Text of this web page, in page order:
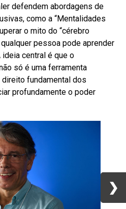
defendem abordagens de
como a “Mentalidades
o mito do “cérebro
pessoa pode aprender
central é que o
só é uma ferramenta
fundamental dos
profundamente o poder
❯
❯